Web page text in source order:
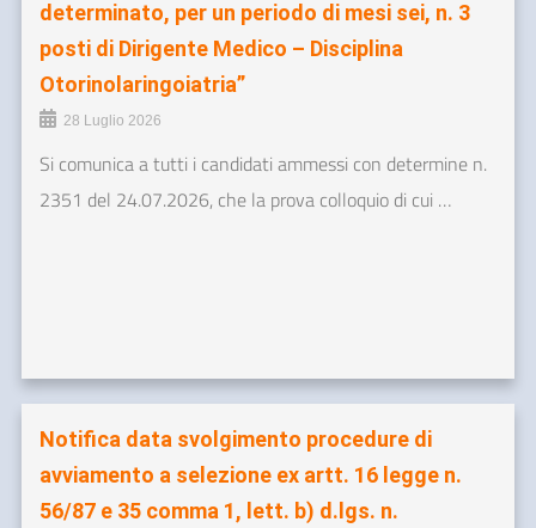
determinato, per un periodo di mesi sei, n. 3
posti di Dirigente Medico – Disciplina
Otorinolaringoiatria”
28 Luglio 2026
Si comunica a tutti i candidati ammessi con determine n.
2351 del 24.07.2026, che la prova colloquio di cui …
Notifica data svolgimento procedure di
avviamento a selezione ex artt. 16 legge n.
56/87 e 35 comma 1, lett. b) d.lgs. n.